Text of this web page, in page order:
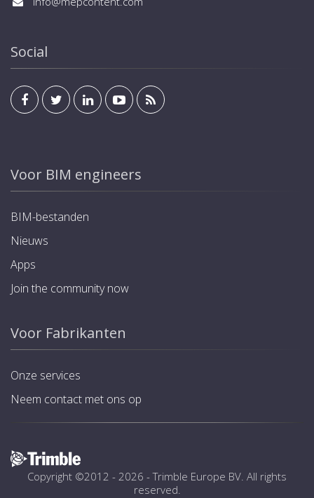
Social
Voor BIM engineers
BIM-bestanden
Nieuws
Apps
Join the community now
Voor Fabrikanten
Onze services
Neem contact met ons op
Copyright ©2012 - 2026 -Trimble Europe BV . All rights
reserved.